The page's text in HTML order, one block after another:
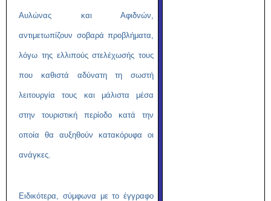
Αυλώνας και Αφιδνών,
αντιμετωπίζουν σοβαρά προβλήματα,
λόγω της ελλιπούς στελέχωσής τους
που καθιστά αδύνατη τη σωστή
λειτουργία τους και μάλιστα μέσα
στην τουριστική περίοδο κατά την
οποία θα αυξηθούν κατακόρυφα οι
ανάγκες.
Ειδικότερα, σύμφωνα με το έγγραφο